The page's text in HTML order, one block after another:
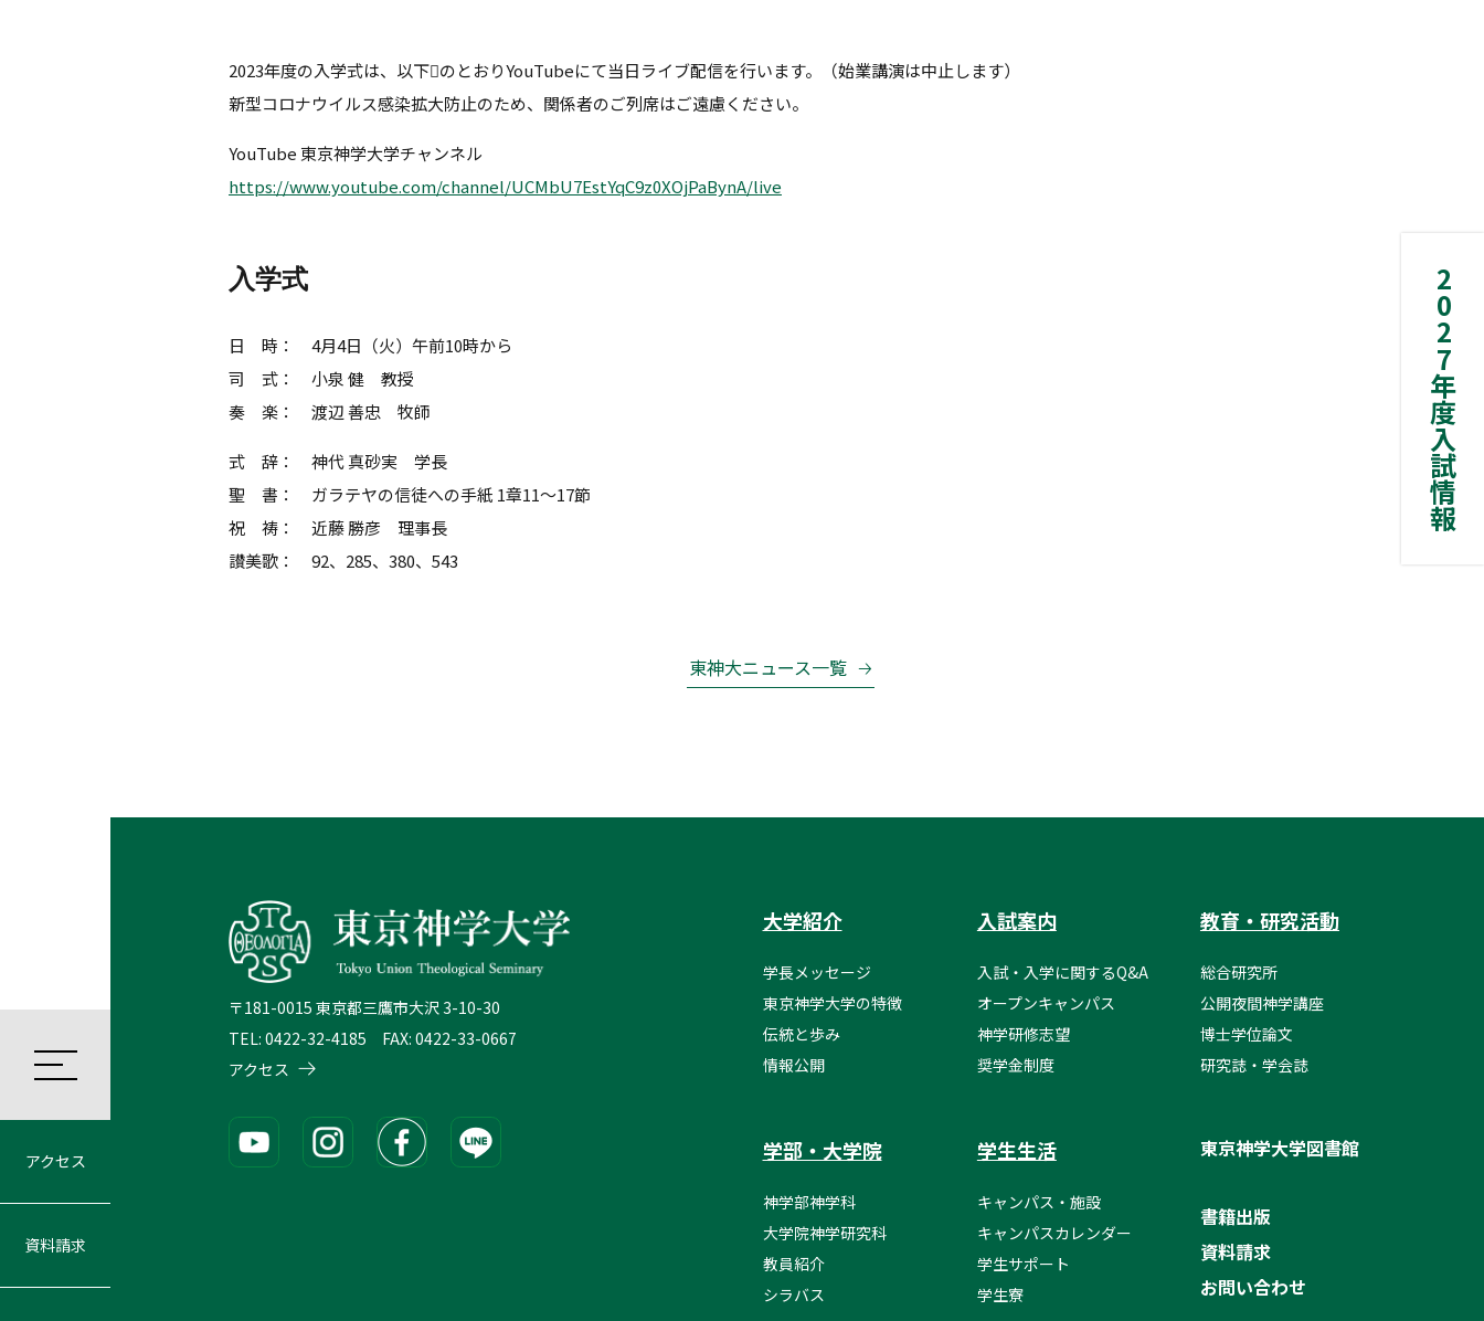
アクセス
資料請求
2027年度入試情報
2023年度の入学式は、以下﷯のとおりYouTubeにて当日ライブ配信を行います。（始業講演は中止します）
新型コロナウイルス感染拡大防止のため、関係者のご列席はご遠慮ください。
YouTube 東京神学大学チャンネル
https://www.youtube.com/channel/UCMbU7EstYqC9z0XOjPaBynA/live
入学式
日 時： 4月4日（火）午前10時から
司 式： 小泉 健 教授
奏 楽： 渡辺 善忠 牧師
式 辞： 神代 真砂実 学長
聖 書： ガラテヤの信徒への手紙 1章11～17節
祝 祷： 近藤 勝彦 理事長
讃美歌： 92、285、380、543
東神大ニュース一覧
〒181-0015 東京都三鷹市大沢 3-10-30
TEL: 0422-32-4185 FAX: 0422-33-0667
アクセス
大学紹介
学長メッセージ
東京神学大学の特徴
伝統と歩み
情報公開
入試案内
入試・入学に関するQ&A
オープンキャンパス
神学研修志望
奨学金制度
教育・研究活動
総合研究所
公開夜間神学講座
博士学位論文
研究誌・学会誌
学部・大学院
神学部神学科
大学院神学研究科
教員紹介
シラバス
学生生活
キャンパス・施設
キャンパスカレンダー
学生サポート
学生寮
東京神学大学図書館
書籍出版
資料請求
お問い合わせ